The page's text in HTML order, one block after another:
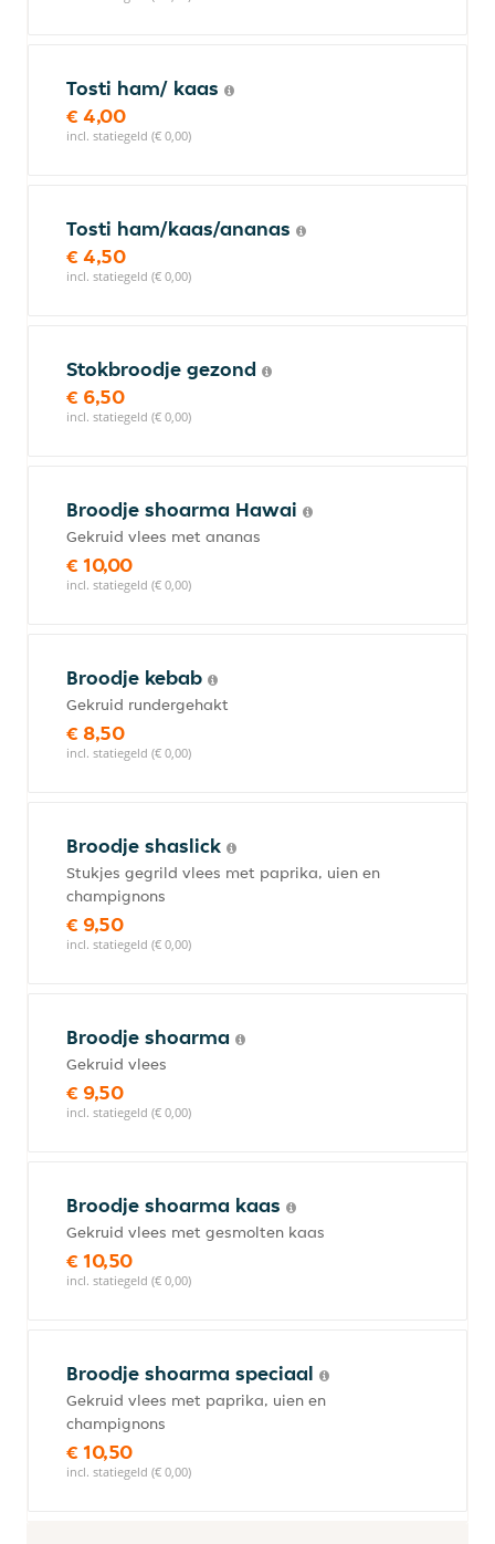
Tosti ham/ kaas
€ 4,00
incl. statiegeld (€ 0,00)
Tosti ham/kaas/ananas
€ 4,50
incl. statiegeld (€ 0,00)
Stokbroodje gezond
€ 6,50
incl. statiegeld (€ 0,00)
Broodje shoarma Hawai
Gekruid vlees met ananas
€ 10,00
incl. statiegeld (€ 0,00)
Broodje kebab
Gekruid rundergehakt
€ 8,50
incl. statiegeld (€ 0,00)
Broodje shaslick
Stukjes gegrild vlees met paprika, uien en
champignons
€ 9,50
incl. statiegeld (€ 0,00)
Broodje shoarma
Gekruid vlees
€ 9,50
incl. statiegeld (€ 0,00)
Broodje shoarma kaas
Gekruid vlees met gesmolten kaas
€ 10,50
incl. statiegeld (€ 0,00)
Broodje shoarma speciaal
Gekruid vlees met paprika, uien en
champignons
€ 10,50
incl. statiegeld (€ 0,00)